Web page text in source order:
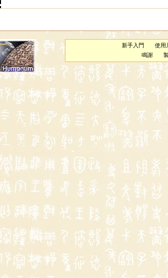
新手入門 使用
鳴謝